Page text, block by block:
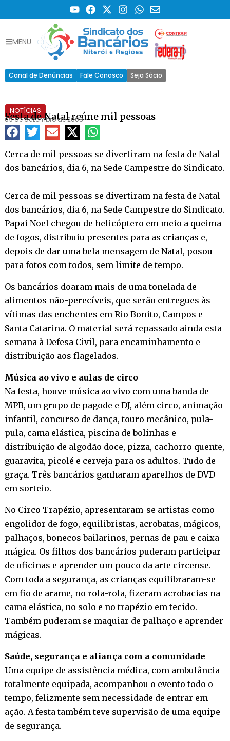
MENU
Canal de Denúncias Fale Conosco Seja Sócio
NOTÍCIAS
Festa de Natal reúne mil pessoas
09 de dezembro de 2008
Cerca de mil pessoas se divertiram na festa de Natal
dos bancários, dia 6, na Sede Campestre do Sindicato.
Cerca de mil pessoas se divertiram na festa de Natal
dos bancários, dia 6, na Sede Campestre do Sindicato.
Papai Noel chegou de helicóptero em meio a queima
de fogos, distribuiu presentes para as crianças e,
depois de dar uma bela mensagem de Natal, posou
para fotos com todos, sem limite de tempo.
Os bancários doaram mais de uma tonelada de
alimentos não-perecíveis, que serão entregues às
vítimas das enchentes em Rio Bonito, Campos e
Santa Catarina. O material será repassado ainda esta
semana à Defesa Civil, para encaminhamento e
distribuição aos flagelados.
Música ao vivo e aulas de circo
Na festa, houve música ao vivo com uma banda de
MPB, um grupo de pagode e DJ, além circo, animação
infantil, concurso de dança, touro mecânico, pula-
pula, cama elástica, piscina de bolinhas e
distribuição de algodão doce, pizza, cachorro quente,
guaravita, picolé e cerveja para os adultos. Tudo de
graça. Três bancários ganharam aparelhos de DVD
em sorteio.
No Circo Trapézio, apresentaram-se artistas como
engolidor de fogo, equilibristas, acrobatas, mágicos,
palhaços, bonecos bailarinos, pernas de pau e caixa
mágica. Os filhos dos bancários puderam participar
de oficinas e aprender um pouco da arte circense.
Com toda a segurança, as crianças equilibraram-se
em fio de arame, no rola-rola, fizeram acrobacias na
cama elástica, no solo e no trapézio em tecido.
Também puderam se maquiar de palhaço e aprender
mágicas.
Saúde, segurança e aliança com a comunidade
Uma equipe de assistência médica, com ambulância
totalmente equipada, acompanhou o evento todo o
tempo, felizmente sem necessidade de entrar em
ação. A festa também teve supervisão de uma equipe
de segurança.